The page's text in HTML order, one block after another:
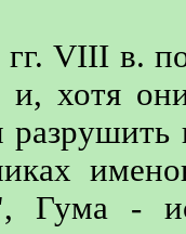
VIII в.
и, хотя
разрушить
Гума -